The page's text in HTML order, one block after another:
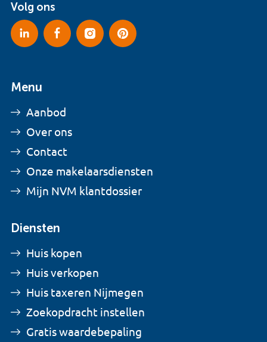
Volg ons
Menu
Aanbod
Over ons
Contact
Onze makelaarsdiensten
Mijn NVM klantdossier
Diensten
Huis kopen
Huis verkopen
Huis taxeren Nijmegen
Zoekopdracht instellen
Gratis waardebepaling